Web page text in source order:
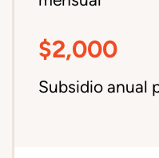
$2,000
Subsidio anual